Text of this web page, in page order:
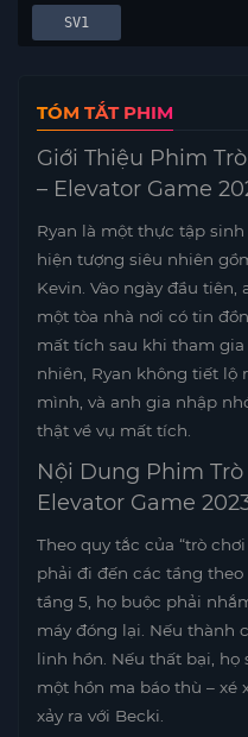
SV1
TÓM TẮT PHIM
Giới Thiệu Phim
– Elevator Game
Ryan là một thực tập
hiện tượng siêu nhiên
Kevin. Vào ngày đầu
một tòa nhà nơi có tin
mất tích sau khi tham gia
nhiên, Ryan không tiết lộ
mình, và anh gia nhập
thật về vụ mất tích.
Nội Dung Phim Trò
Elevator Game
Theo quy tắc của “trò
phải đi đến các tầng
tầng 5, họ buộc phải
máy đóng lại. Nếu thành
linh hồn. Nếu thất bại, họ
một hồn ma báo thù – xé
xảy ra với Becki.